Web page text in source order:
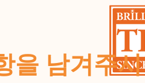
을 남겨주